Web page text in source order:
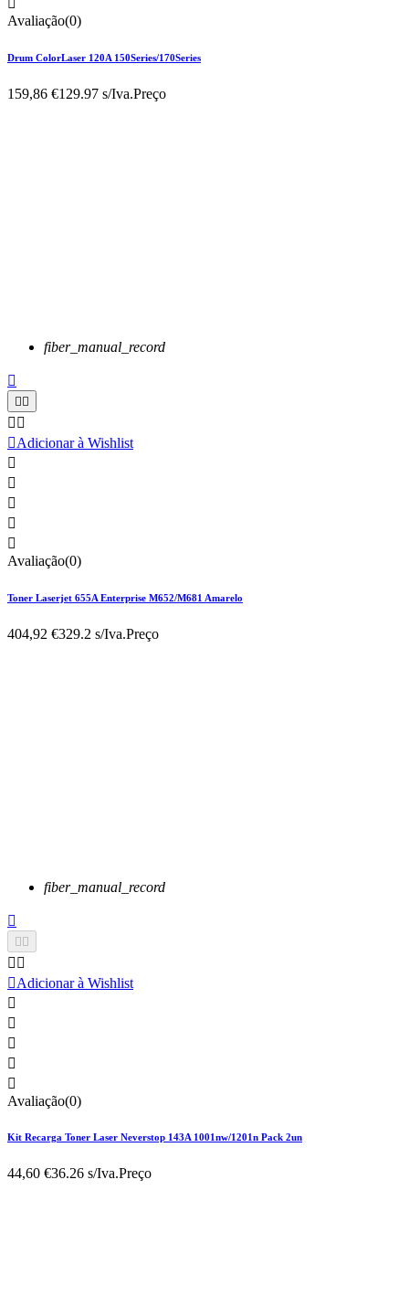
Avaliação(0)
Drum ColorLaser 120A 150Series/170Series
159,86 €129.97 s/Iva.Preço
fiber_manual_record


 
Adicionar à Wishlist





Avaliação(0)
Toner Laserjet 655A Enterprise M652/M681 Amarelo
404,92 €329.2 s/Iva.Preço
fiber_manual_record


 
Adicionar à Wishlist





Avaliação(0)
Kit Recarga Toner Laser Neverstop 143A 1001nw/1201n Pack 2un
44,60 €36.26 s/Iva.Preço